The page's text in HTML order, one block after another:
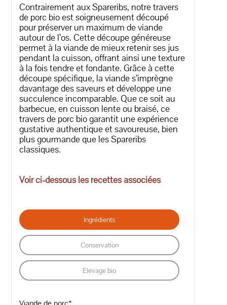
Contrairement aux Spareribs, notre travers
de porc bio est soigneusement découpé
pour préserver un maximum de viande
autour de l’os. Cette découpe généreuse
permet à la viande de mieux retenir ses jus
pendant la cuisson, offrant ainsi une texture
à la fois tendre et fondante. Grâce à cette
découpe spécifique, la viande s’imprègne
davantage des saveurs et développe une
succulence incomparable. Que ce soit au
barbecue, en cuisson lente ou braisé, ce
travers de porc bio garantit une expérience
gustative authentique et savoureuse, bien
plus gourmande que les Spareribs
classiques.
Voir ci-dessous les recettes associées
Ingrédients
Conservation
Elevage bio